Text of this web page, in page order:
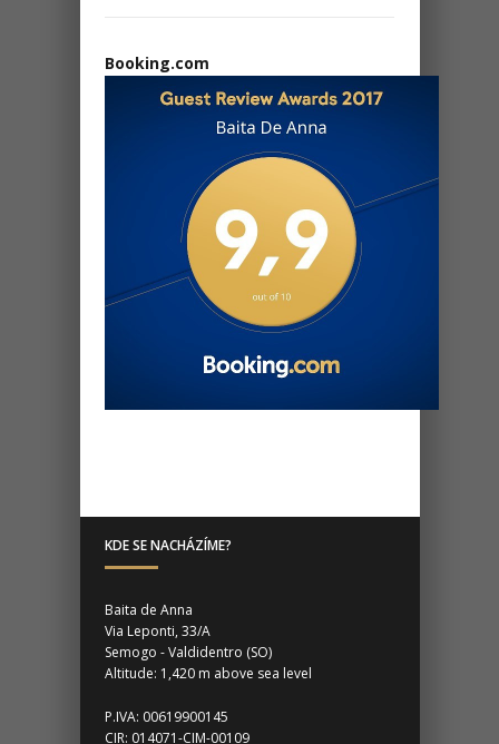
Booking.com
KDE SE NACHÁZÍME?
Baita de Anna
Via Leponti, 33/A
Semogo - Valdidentro (SO)
Altitude: 1,420 m above sea level
P.IVA: 00619900145
CIR: 014071-CIM-00109